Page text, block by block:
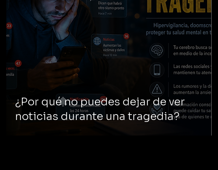
¿Por qué no puedes dejar de ver
noticias durante una tragedia?